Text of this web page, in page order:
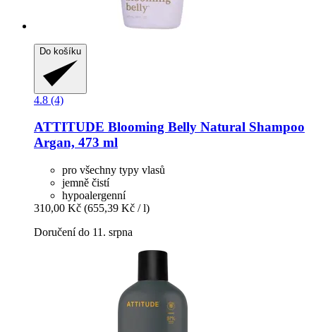
Do košíku
4.8 (4)
ATTITUDE Blooming Belly Natural Shampoo
Argan, 473 ml
pro všechny typy vlasů
jemně čistí
hypoalergenní
310,00 Kč (655,39 Kč / l)
Doručení do 11. srpna